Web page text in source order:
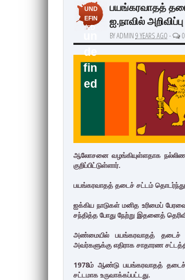
UND
EFIN
ED
de
fin
ed
பயங்கரவாதத்
ஐ.நாவில் அறிவிப்பு
BY ADMIN 9 YEARS AGO - 0
ஆலோசனை வழங்கியுள்ளதாக
குறிப்பிட்டுள்ளார்.
பயங்கரவாதத் தடைச் சட்டம்
ஐக்கிய நாடுகள் மனித உரிமைப்
சந்தித்த போது நேற்று இதனைத்
அண்மையில் பயங்கரவாதத் தடைச்
அவர்களுக்கு எதிராக சாதாரண
1978ம் ஆண்டு பயங்கரவாதத்
சட்டமாக உருவாக்கப்பட்டது.